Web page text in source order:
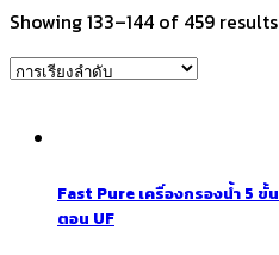
Showing 133–144 of 459 results
Fast Pure เครื่องกรองน้ำ 5 ขั้น
ตอน UF